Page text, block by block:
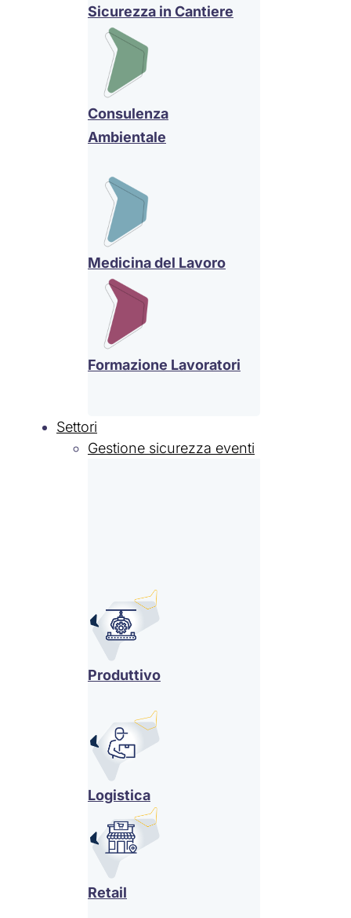
Sicurezza in Cantiere
Consulenza
Ambientale
Medicina del Lavoro
Formazione Lavoratori
Settori
Gestione sicurezza eventi
Produttivo
Logistica
Retail